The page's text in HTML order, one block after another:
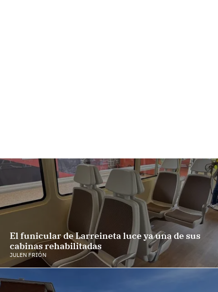
El funicular de Larreineta luce ya una de sus
cabinas rehabilitadas
JULEN FRIÓN